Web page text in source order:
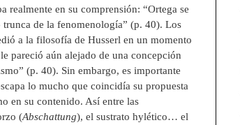
realmente en su comprensión: “Ortega se
de la fenomenología” (p. 40). Los
a la filosofía de Husserl en un momento
pareció aún alejado de una concepción
(p. 40). Sin embargo, es importante
lo mucho que coincidía su propuesta
en su contenido. Así entre las
(Abschattung), el sustrato hylético… el